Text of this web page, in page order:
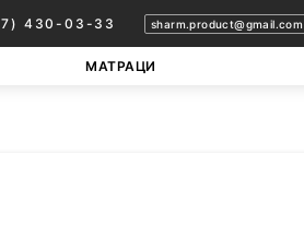
430-03-33 sharm.product@gmail.com
МАТРАЦИ